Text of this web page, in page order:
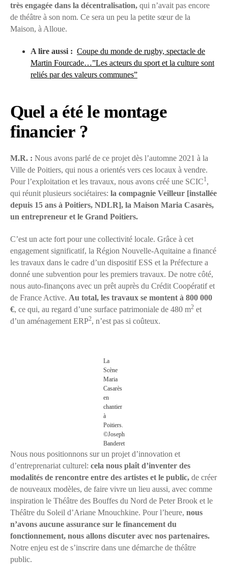
très engagée dans la décentralisation, qui n’avait pas encore
de théâtre à son nom. Ce sera un peu la petite sœur de la
Maison, à Alloue.
A lire aussi : Coupe du monde de rugby, spectacle de
Martin Fourcade…”Les acteurs du sport et la culture sont
reliés par des valeurs communes”
Quel a été le montage
financier ?
M.R. : Nous avons parlé de ce projet dès l’automne 2021 à la
Ville de Poitiers, qui nous a orientés vers ces locaux à vendre.
Pour l’exploitation et les travaux, nous avons créé une SCIC1,
qui réunit plusieurs sociétaires: la compagnie Veilleur [installée
depuis 15 ans à Poitiers, NDLR], la Maison Maria Casarès,
un entrepreneur et le Grand Poitiers.
C’est un acte fort pour une collectivité locale. Grâce à cet
engagement significatif, la Région Nouvelle-Aquitaine a financé
les travaux dans le cadre d’un dispositif ESS et la Préfecture a
donné une subvention pour les premiers travaux. De notre côté,
nous auto-finançons avec un prêt auprès du Crédit Coopératif et
de France Active. Au total, les travaux se montent à 800 000
€, ce qui, au regard d’une surface patrimoniale de 480 m2 et
d’un aménagement ERP2, n’est pas si coûteux.
La
Scène
Maria
Casarès
en
chantier
à
Poitiers.
©Joseph
Banderet
Nous nous positionnons sur un projet d’innovation et
d’entreprenariat culturel: cela nous plaît d’inventer des
modalités de rencontre entre des artistes et le public, de créer
de nouveaux modèles, de faire vivre un lieu aussi, avec comme
inspiration le Théâtre des Bouffes du Nord de Peter Brook et le
Théâtre du Soleil d’Ariane Mnouchkine. Pour l’heure, nous
n’avons aucune assurance sur le financement du
fonctionnement, nous allons discuter avec nos partenaires.
Notre enjeu est de s’inscrire dans une démarche de théâtre
public.